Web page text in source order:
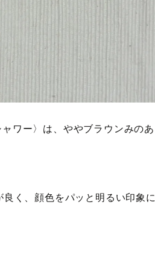
ワー〉は、ややブラウンみのあ
く、顔色をパッと明るい印象に